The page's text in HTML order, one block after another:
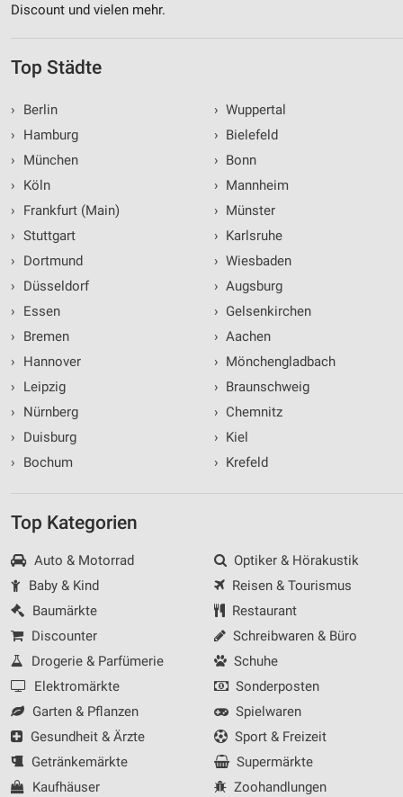
Discount und vielen mehr.
Top Städte
›
Berlin
›
Hamburg
›
München
›
Köln
›
Frankfurt (Main)
› Stuttgart
›
Dortmund
›
Düsseldorf
›
Essen
›
Bremen
›
Hannover
›
Leipzig
›
Nürnberg
›
Duisburg
›
Bochum
› Wuppertal
› Bielefeld
› Bonn
› Mannheim
› Münster
› Karlsruhe
› Wiesbaden
› Augsburg
› Gelsenkirchen
› Aachen
› Mönchengladbach
› Braunschweig
› Chemnitz
› Kiel
› Krefeld
Top Kategorien
Auto & Motorrad
Baby & Kind
Baumärkte
Discounter
Drogerie & Parfümerie
Elektromärkte
Garten & Pflanzen
Gesundheit & Ärzte
Getränkemärkte
Kaufhäuser
Optiker & Hörakustik
Reisen & Tourismus
Restaurant
Schreibwaren & Büro
Schuhe
Sonderposten
Spielwaren
Sport & Freizeit
Supermärkte
Zoohandlungen